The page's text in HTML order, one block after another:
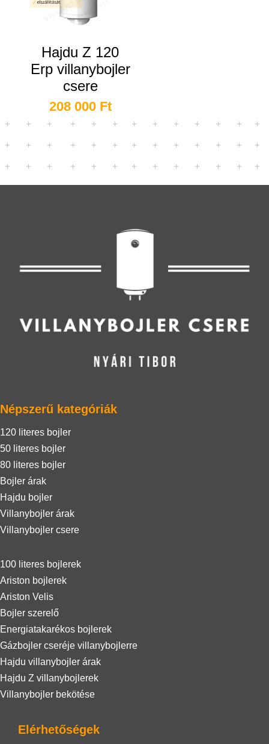
Hajdu Z 120
Erp villanybojler
csere
208 000 Ft
Népszerű kategóriák
120 literes bojler
50 literes bojler
80 literes bojler
Bojler árak
Hajdu bojler
Villanybojler árak
Villanybojler csere
100 literes bojlerek
Ariston bojlerek
Ariston Velis
Bojler szerelő
Energiatakarékos bojlerek
Gázbojler cseréje villanybojlerre
Hajdu villanybojler árak
Hajdu Z villanybojlerek
Villanybojler bekötése
Elérhetőségek